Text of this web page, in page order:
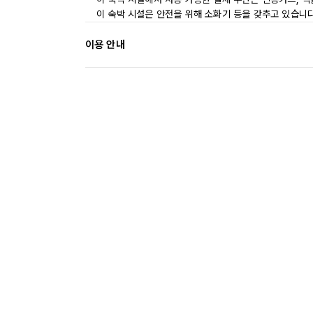
이 숙박 시설은 안전을 위해 소화기 등을 갖추고 있습니
이용 안내